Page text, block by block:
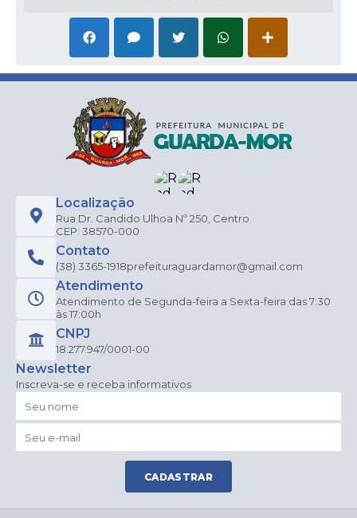
Localização
Rua Dr. Candido Ulhoa Nº 250, Centro
CEP: 38570-000
Contato
(38) 3365-1918prefeituraguardamor@gmail.com
Atendimento
Atendimento de Segunda-feira a Sexta-feira das 7:30
às 17:00h
CNPJ
18.277.947/0001-00
Newsletter
Inscreva-se e receba informativos
CADASTRAR